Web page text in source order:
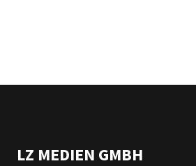
LZ MEDIEN GMBH